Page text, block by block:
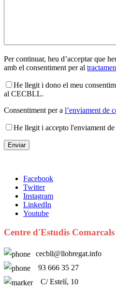
Per continuar, heu d’acceptar que
amb el consentiment per al
He llegit i dono el meu
al CECBLL.
Consentiment per a l’enviament de
He llegit i accepto l'enviament
Facebook
Twitter
Instagram
LinkedIn
Youtube
Centre d'Estudis
cecbll@llobregat.info
93 666 35 27
C/ Estelí, 10